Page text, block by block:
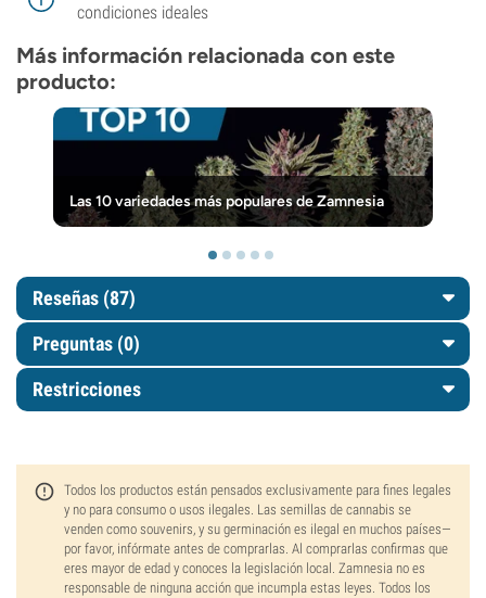
condiciones ideales
Más información relacionada con este
producto:
Las 10 variedades más populares de Zamnesia
Reseñas (87)
Preguntas (0)
Restricciones
Todos los productos están pensados exclusivamente para fines legales
y no para consumo o usos ilegales. Las semillas de cannabis se
venden como souvenirs, y su germinación es ilegal en muchos países—
por favor, infórmate antes de comprarlas. Al comprarlas confirmas que
eres mayor de edad y conoces la legislación local. Zamnesia no es
responsable de ninguna acción que incumpla estas leyes. Todos los